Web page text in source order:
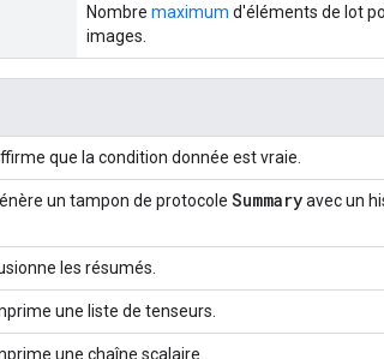
Nombre maximum d'éléments de lot
images.
que la condition donnée est vraie.
un tampon de protocole Summaryavec un
les résumés.
une liste de tenseurs.
une chaîne scalaire.